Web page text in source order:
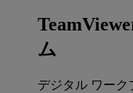
ム
デジタル ワーク